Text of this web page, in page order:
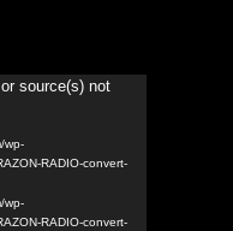
source(s) not
wp-
RADIO-convert-
wp-
RADIO-convert-